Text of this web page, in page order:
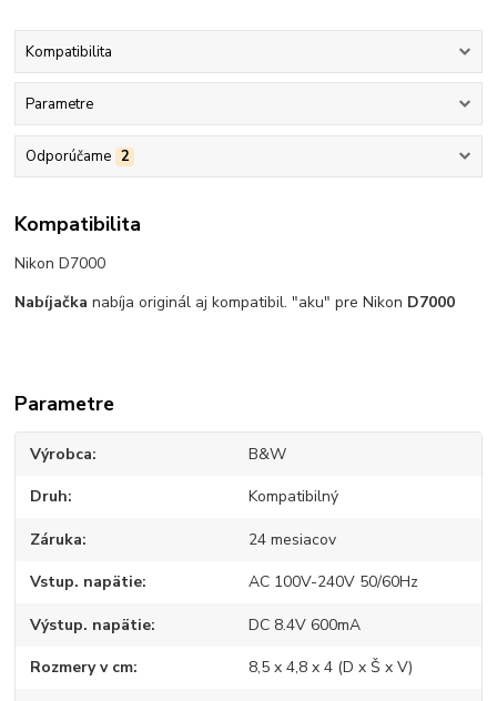
Kompatibilita
Parametre
Odporúčame 2
Kompatibilita
Nikon D7000
Nabíjačka nabíja originál aj kompatibil. "aku" pre Nikon D7000
Parametre
Výrobca B&W
Druh Kompatibilný
Záruka 24 mesiacov
Vstup. napätie AC 100V-240V 50/60Hz
Výstup. napätie DC 8.4V 600mA
Rozmery v cm 8,5 x 4,8 x 4 (D x Š x V)